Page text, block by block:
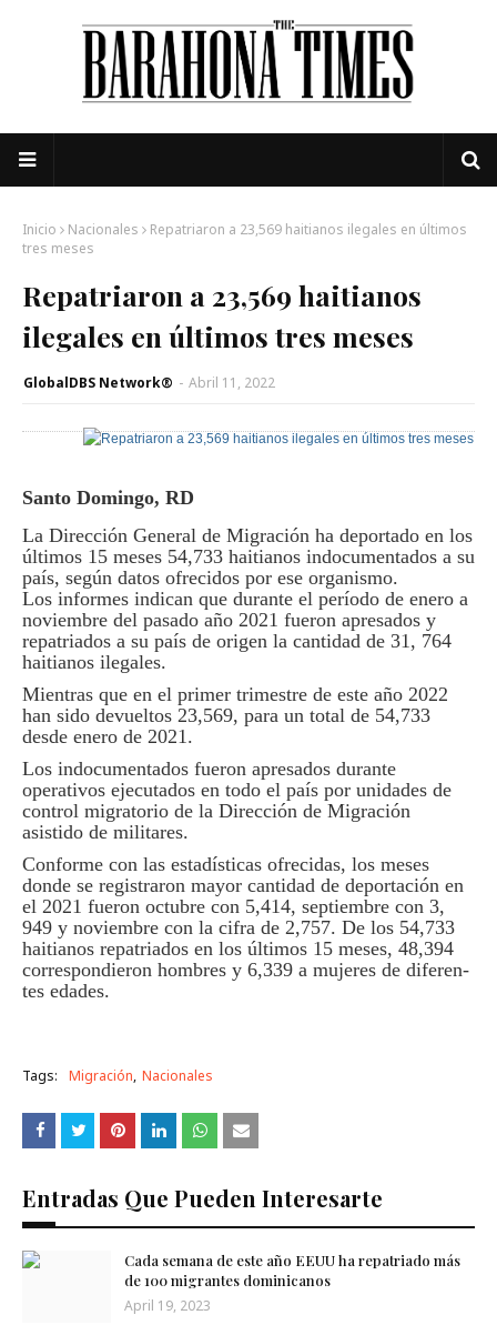
Inicio Nacionales
Repatriaron a 23,569 haitianos ilegales en últimos
tres meses
Repatriaron a 23,569 haitianos
ilegales en últimos tres meses
GlobalDBS Network® - Abril 11, 2022
Santo Domingo, RD
La Dirección General de Mi­gración ha deportado en los
últimos 15 meses 54,733 haitianos indocumentados a su
país, según datos ofre­cidos por ese organismo.
Los informes indican que durante el período de enero a
noviembre del pasado año 2021 fueron apresados y
repatriados a su país de origen la canti­dad de 31, 764
haitianos ilegales.
Mientras que en el primer trimestre de este año 2022
han sido devueltos 23,569, para un total de 54,733
desde enero de 2021.
Los indocumentados fue­ron apresados durante
operativos ejecutados en todo el país por unidades de
control migratorio de la Dirección de Migración
asistido de militares.
Conforme con las estadís­ticas ofrecidas, los meses
donde se registraron mayor cantidad de deportación en
el 2021 fueron octubre con 5,414, septiembre con 3,
949 y noviembre con la ci­fra de 2,757. De los 54,733
haitianos repatriados en los últimos 15 meses, 48,394
correspondieron hombres y 6,339 a mujeres de diferen­
tes edades.
Tags: Migración Nacionales
Entradas Que Pueden Interesarte
Cada semana de este año EEUU ha repatriado más
de 100 migrantes dominicanos
April 19, 2023